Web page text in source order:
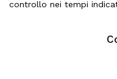
controllo nei tempi